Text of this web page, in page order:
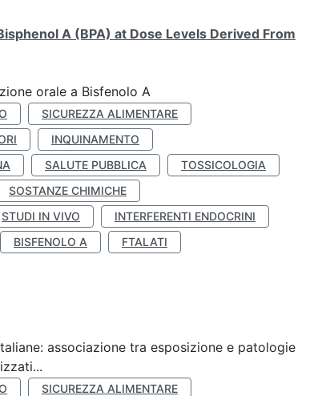
A (BPA) at Dose Levels Derived From
orale a Bisfenolo A
SICUREZZA ALIMENTARE
INQUINAMENTO
SALUTE PUBBLICA
TOSSICOLOGIA
SOSTANZE CHIMICHE
STUDI IN VIVO
INTERFERENTI ENDOCRINI
BISFENOLO A
FTALATI
associazione tra esposizione e patologie
SICUREZZA ALIMENTARE